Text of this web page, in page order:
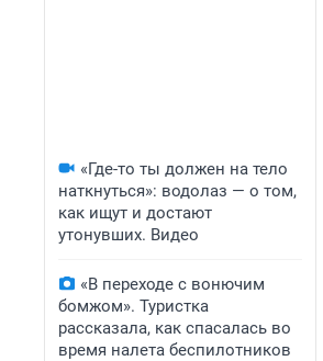
«Где-то ты должен на тело
наткнуться»: водолаз — о том,
как ищут и достают
утонувших. Видео
«В переходе с вонючим
бомжом». Туристка
рассказала, как спасалась во
время налета беспилотников